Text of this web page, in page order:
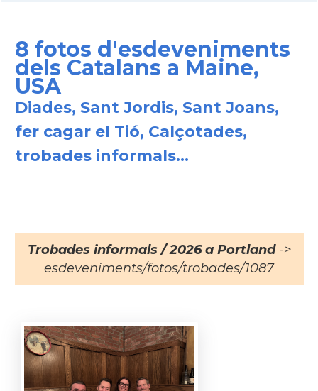
8 fotos d'esdeveniments
dels Catalans a Maine,
USA
Diades, Sant Jordis, Sant Joans,
fer cagar el Tió, Calçotades,
trobades informals...
Trobades informals / 2026 a Portland->
esdeveniments/fotos/trobades/1087